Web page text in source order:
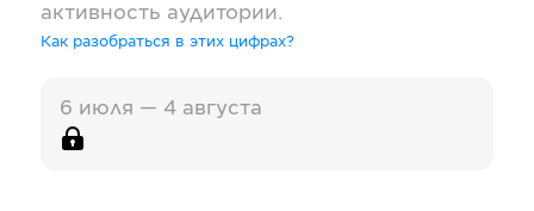
активность аудитории.
Как разобраться в этих цифрах?
6 июля — 4 августа